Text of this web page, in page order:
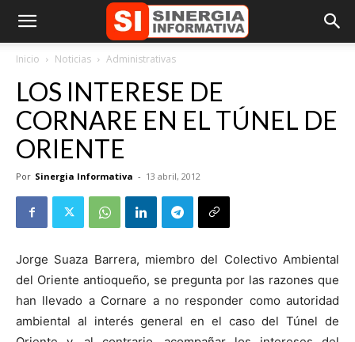
Inicio Noticias Administrativas
LOS INTERESE DE
CORNARE EN EL TÚNEL DE
ORIENTE
Por Sinergia Informativa - 13 abril, 2012
Jorge Suaza Barrera, miembro del Colectivo Ambiental
del Oriente antioqueño, se pregunta por las razones que
han llevado a Cornare a no responder como autoridad
ambiental al interés general en el caso del Túnel de